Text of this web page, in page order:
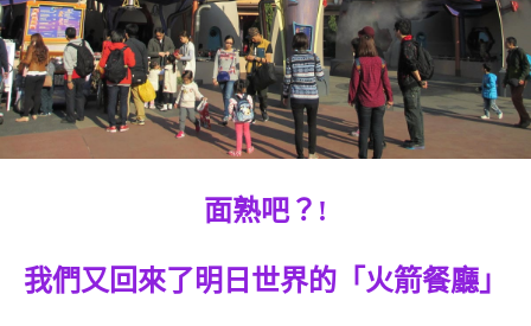
面熟吧？!
我們又回來了明日世界的「火箭餐廳」